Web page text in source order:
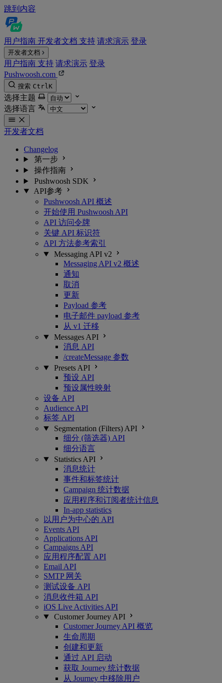
跳到内容
用户指南 开发者文档 支持 请求演示 登录
开发者文档
用户指南 支持 请求演示 登录
Pushwoosh.com
搜索 CtrlK
选择主题
选择语言
开发者文档
Changelog
第一步
操作指南
Pushwoosh SDK
API参考
Pushwoosh API 概述
开始使用 Pushwoosh API
API 访问令牌
关键 API 标识符
API 方法参考索引
Messaging API v2
Messaging API v2 概述
通知
取消
更新
Payload 参考
电子邮件 payload 参考
从 v1 迁移
Messages API
消息 API
/createMessage 参数
Presets API
预设 API
预设属性映射
设备 API
Audience API
标签 API
Segmentation (Filters) API
细分 (筛选器) API
细分语言
Statistics API
消息统计
事件和标签统计
Campaign 统计数据
应用程序和订阅者统计信息
In-app statistics
以用户为中心的 API
Events API
Applications API
Campaigns API
应用程序配置 API
Email API
SMTP 网关
测试设备 API
消息收件箱 API
iOS Live Activities API
Customer Journey API
Customer Journey API 概览
生命周期
创建和更新
通过 API 启动
获取 Journey 统计数据
从 Journey 中移除用户